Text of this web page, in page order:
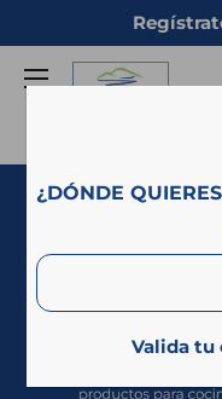
directamente
¿DÓNDE
Valida tu
Campo